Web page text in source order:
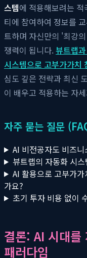
스템에 적용해보려는
티에 참여하여 정보를
트하며 자신만의 '최강
쟁력이 됩니다.뷰트랩
시스템으로 고부가가치
심도 깊은 전략과 최신
이 배우고 적용하는 자
자주 묻는 질문
AI 비전공자도 비즈
뷰트랩의 자동화 시
AI 활용으로 고부가
가요?
초기 투자 비용 없이
결론: AI 시대를
패러다임